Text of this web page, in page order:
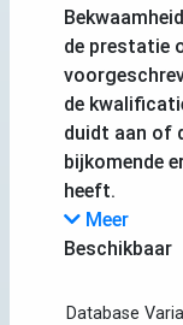
de prestatie
de
duidt aan of
bijkomende
heeft.
Meer
Beschikbaar
Database